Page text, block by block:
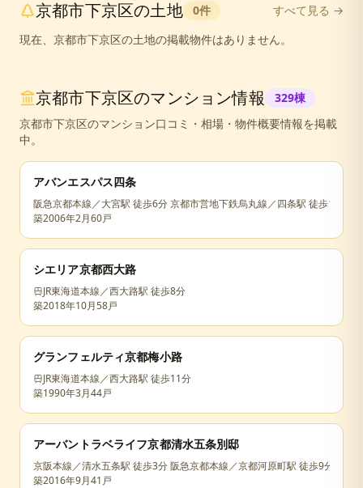
京都市下京区の土地 0件
すべて見る →
現在、 京都市下京区の土地の掲載物件はありません。
京都市下京区のマンション情報 329棟
京都市下京区のマンション口コミ・相場・物件概要情報を掲載
中。
アバンエスパス四条
阪急京都本線／大宮駅 徒歩6分 京都市営地下鉄烏丸線／四条駅 徒歩11分
築2006年2月60戸
シエリア京都西大路
JR東海道本線／西大路駅 徒歩8分
築2018年10月58戸
グランフェルティ京都梅小路
JR東海道本線／西大路駅 徒歩11分
築1990年3月44戸
アーバントラベライフ京都清水五条別邸
京阪本線／清水五条駅 徒歩3分 阪急京都本線／京都河原町駅 徒歩9分 京
築2016年9月41戸